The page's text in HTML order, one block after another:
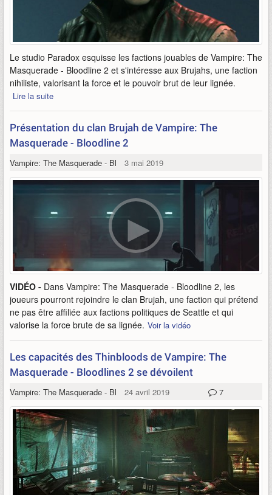
Le studio Paradox esquisse les factions jouables de Vampire: The
Masquerade - Bloodline 2 et s'intéresse aux Brujahs, une faction
nihiliste, valorisant la force et le pouvoir brut de leur lignée.
Lire la suite
Présentation du clan Brujah de Vampire: The
Masquerade - Bloodline 2
Vampire: The Masquerade - Bloodlines 2
3 mai 2019
VIDÉO - Dans Vampire: The Masquerade - Bloodline 2, les
joueurs pourront rejoindre le clan Brujah, une faction qui prétend
ne pas être affiliée aux factions politiques de Seattle et qui
valorise la force brute de sa lignée. Voir la vidéo
Les capacités des Thinbloods de Vampire: The
Masquerade - Bloodlines 2 se dévoilent
Vampire: The Masquerade - Bloodlines 2
24 avril 2019 7